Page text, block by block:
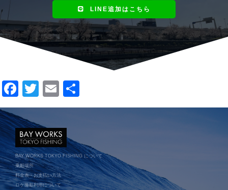
LINE追加はこちら
F
a
c
e
b
o
T
wi
tt
er
E
m 有
BAY WORKS TOKYO FISHING について
乗船場所
料金表・お支払い方法
ロケ撮影利用について